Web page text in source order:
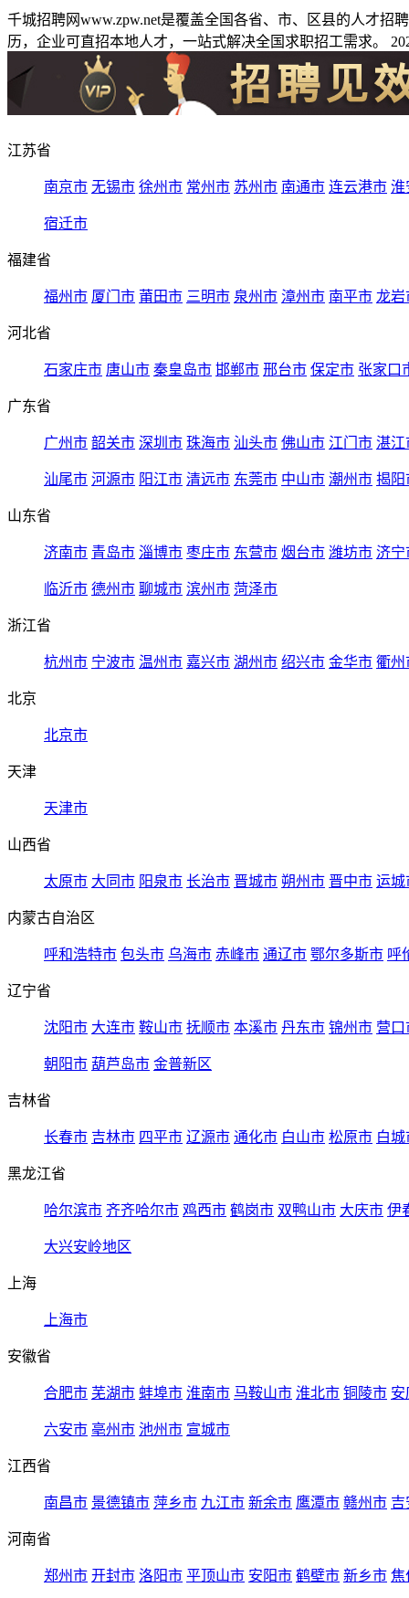
千城招聘网www.zpw.net是覆盖全国各省、市、区县的人才
历，企业可直招本地人才，一站式解决全国求职招工需求。
江苏省
南京市 无锡市 徐州市 常州市 苏州市 南通市 连云港市 淮
宿迁市
福建省
福州市 厦门市 莆田市 三明市 泉州市 漳州市 南平市 龙岩
河北省
石家庄市 唐山市 秦皇岛市 邯郸市 邢台市 保定市 张家口
广东省
广州市 韶关市 深圳市 珠海市 汕头市 佛山市 江门市 湛江
汕尾市 河源市 阳江市 清远市 东莞市 中山市 潮州市 揭阳
山东省
济南市 青岛市 淄博市 枣庄市 东营市 烟台市 潍坊市 济宁
临沂市 德州市 聊城市 滨州市 菏泽市
浙江省
杭州市 宁波市 温州市 嘉兴市 湖州市 绍兴市 金华市 衢州
北京
北京市
天津
天津市
山西省
太原市 大同市 阳泉市 长治市 晋城市 朔州市 晋中市 运城
内蒙古自治区
呼和浩特市 包头市 乌海市 赤峰市 通辽市 鄂尔多斯市 呼
辽宁省
沈阳市 大连市 鞍山市 抚顺市 本溪市 丹东市 锦州市 营口
朝阳市 葫芦岛市 金普新区
吉林省
长春市 吉林市 四平市 辽源市 通化市 白山市 松原市 白城
黑龙江省
哈尔滨市 齐齐哈尔市 鸡西市 鹤岗市 双鸭山市 大庆市 伊
大兴安岭地区
上海
上海市
安徽省
合肥市 芜湖市 蚌埠市 淮南市 马鞍山市 淮北市 铜陵市 安
六安市 亳州市 池州市 宣城市
江西省
南昌市 景德镇市 萍乡市 九江市 新余市 鹰潭市 赣州市 吉
河南省
郑州市 开封市 洛阳市 平顶山市 安阳市 鹤壁市 新乡市 焦